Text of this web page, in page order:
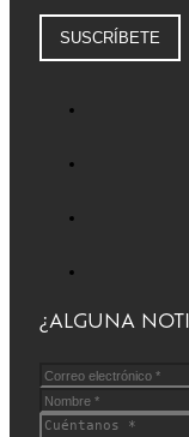
SUSCRÍBETE
¿ALGUNA